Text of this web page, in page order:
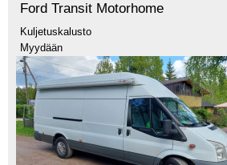
Ford Transit Motorhome
Kuljetuskalusto
Myydään